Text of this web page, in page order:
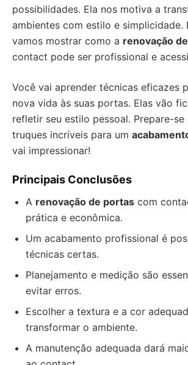
possibilidades. Ela nos motiva a
ambientes com estilo e simplicidade.
vamos mostrar como a renovação
contact pode ser profissional e
Você vai aprender técnicas eficazes
nova vida às suas portas. Elas vão
refletir seu estilo pessoal. Prepare-
truques incríveis para um
vai impressionar!
Principais Conclusões
A renovação de portas com
prática e econômica.
Um acabamento profissional é
técnicas certas.
Planejamento e medição são
evitar erros.
Escolher a textura e a cor
transformar o ambiente.
A manutenção adequada dará